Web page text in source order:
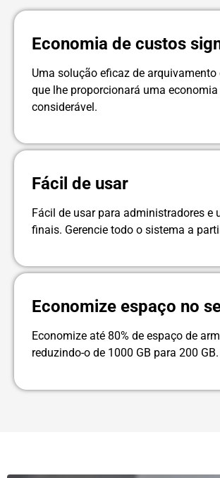
Economia de custos
Uma solução eficaz de arquivamento
que lhe proporcionará uma economia
considerável.
Fácil de usar
Fácil de usar para administradores e
finais. Gerencie todo o sistema a
Economize espaço no
Economize até 80% de espaço de
reduzindo-o de 1000 GB para 200 GB.